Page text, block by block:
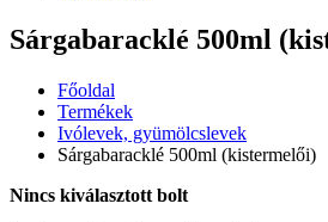
Sárgabaracklé 500ml
Főoldal
Termékek
Ivólevek, gyümölcslevek
Sárgabaracklé 500ml (kistermelői)
Nincs kiválasztott bolt